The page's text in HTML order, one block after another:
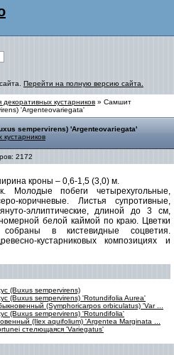
Перейти на полную версию сайта.
кустарников » Самшит
'Аrgenteovariegata'
sempervirens) 'Аrgenteovariegata'
2172
кроны – 0,6-1,5 (3,0) м.
Молодые побеги четырехугольные,
коричневые. Листья супротивные,
эллиптические, длиной до 3 см,
белой каймой по краю. Цветки
собраны в кистевидные соцветия.
кустарниковых композициях и
(Buxus sempervirens)
(Buxus sempervirens) 'Rotundifolia Aurea'
(Symphoricarpos orbiculatus) 'Var ...
(Buxus sempervirens) 'Rotundifolia'
(Ilex aquifolium) 'Argentea Marginata ...
стелющаяся 'Variegatus'